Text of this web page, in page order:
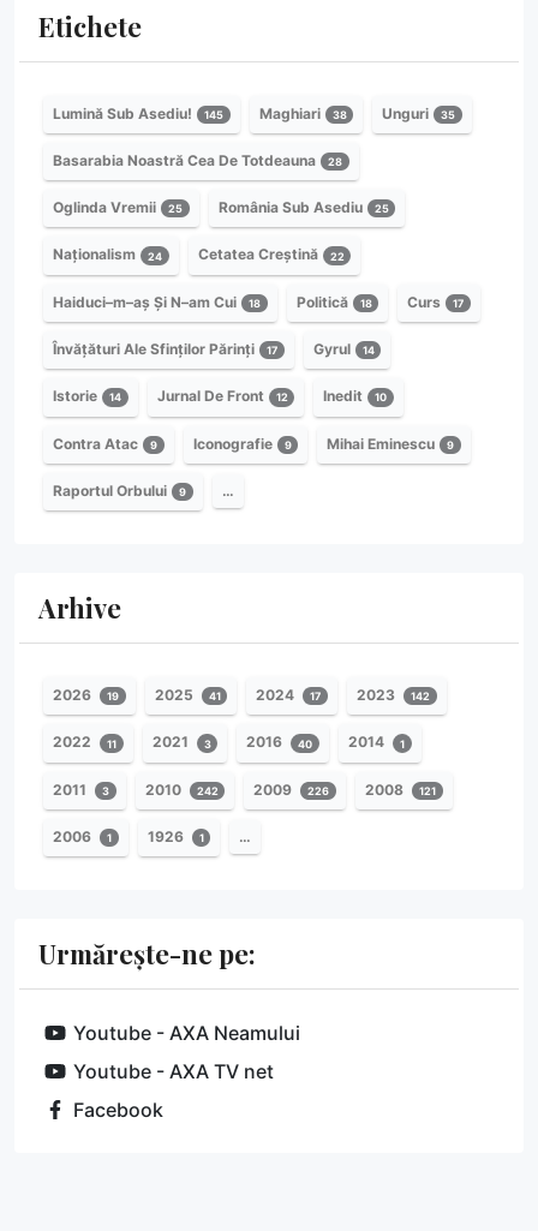
Etichete
Lumină Sub Asediu! 145 Maghiari 38 Unguri 35
Basarabia Noastră Cea De Totdeauna 28
Oglinda Vremii 25 România Sub Asediu 25
Naționalism 24 Cetatea Creștină 22
Haiduci–m–aș Și N–am Cui 18 Politică 18 Curs 17
Învățături Ale Sfinților Părinți 17 Gyrul 14
Istorie 14 Jurnal De Front 12 Inedit 10
Contra Atac 9 Iconografie 9 Mihai Eminescu 9
Raportul Orbului 9 …
Arhive
2026 19 2025 41 2024 17 2023 142
2022 11 2021 3 2016 40 2014 1
2011 3 2010 242 2009 226 2008 121
2006 1 1926 1 …
Urmărește-ne pe:
Youtube - AXA Neamului
Youtube - AXA TV net
Facebook